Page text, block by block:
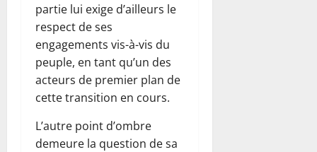
partie lui exige d’ailleurs le
respect de ses
engagements vis-à-vis du
peuple, en tant qu’un des
acteurs de premier plan de
cette transition en cours.
L’autre point d’ombre
demeure la question de sa